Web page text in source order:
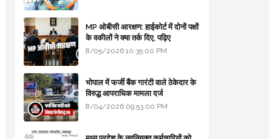
MP ओबीसी आरक्षण: हाईकोर्ट में दोनों पक्षों
के वकीलों ने क्या तर्क दिए, पढ़िए
8/05/2026 10:35:00 PM
भोपाल में फर्जी बैंक गारंटी वाले ठेकेदार के
विरुद्ध आपराधिक मामला दर्ज
8/04/2026 09:53:00 PM